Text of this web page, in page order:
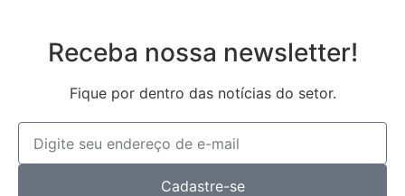
Receba nossa newsletter!
Fique por dentro das notícias do setor.
Cadastre-se